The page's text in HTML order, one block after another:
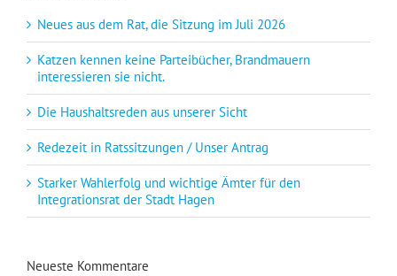
Neues aus dem Rat, die Sitzung im Juli 2026
Katzen kennen keine Parteibücher, Brandmauern
interessieren sie nicht.
Die Haushaltsreden aus unserer Sicht
Redezeit in Ratssitzungen / Unser Antrag
Starker Wahlerfolg und wichtige Ämter für den
Integrationsrat der Stadt Hagen
Neueste Kommentare